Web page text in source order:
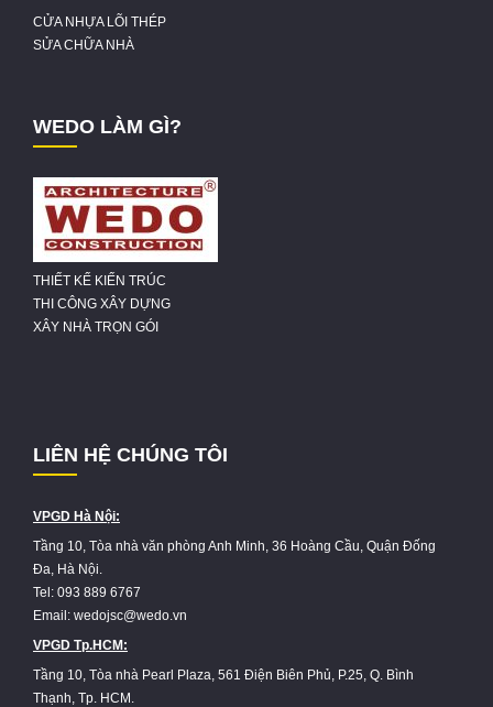
CỬA NHỰA LÕI THÉP
SỬA CHỮA NHÀ
WEDO LÀM GÌ?
THIẾT KẾ KIẾN TRÚC
THI CÔNG XÂY DỰNG
XÂY NHÀ TRỌN GÓI
LIÊN HỆ CHÚNG TÔI
VPGD Hà Nội:
Tầng 10, Tòa nhà văn phòng Anh Minh, 36 Hoàng Cầu, Quận Đống
Đa, Hà Nội.
Tel: 093 889 6767
Email: wedojsc@wedo.vn
VPGD Tp.HCM:
Tầng 10, Tòa nhà Pearl Plaza, 561 Điện Biên Phủ, P.25, Q. Bình
Thạnh, Tp. HCM.